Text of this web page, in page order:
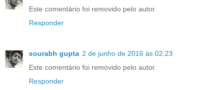
Este comentário foi removido pelo autor.
Responder
sourabh gupta 2 de junho de 2016 às 02:23
Este comentário foi removido pelo autor.
Responder